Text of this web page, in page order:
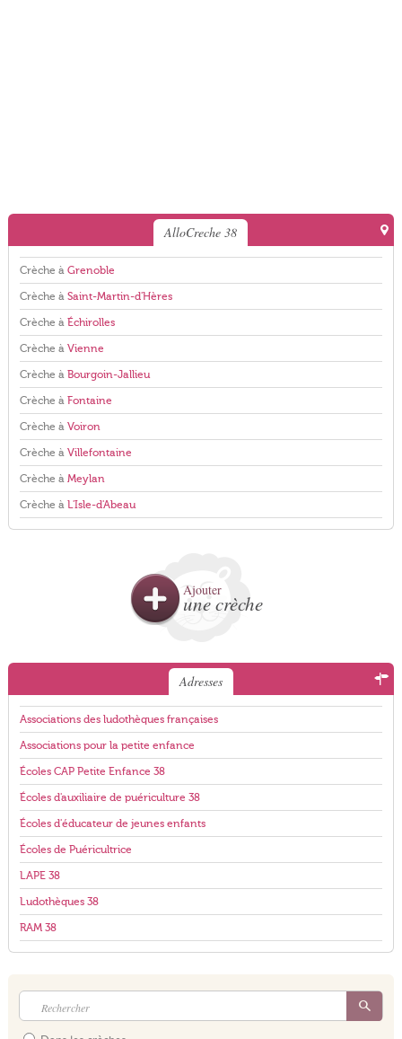
AlloCreche 38
Crèche à Grenoble
Crèche à Saint-Martin-d'Hères
Crèche à Échirolles
Crèche à Vienne
Crèche à Bourgoin-Jallieu
Crèche à Fontaine
Crèche à Voiron
Crèche à Villefontaine
Crèche à Meylan
Crèche à L'Isle-d'Abeau
Ajouter
une crèche
Adresses
Associations des ludothèques françaises
Associations pour la petite enfance
Écoles CAP Petite Enfance 38
Écoles d'auxiliaire de puériculture 38
Écoles d'éducateur de jeunes enfants
Écoles de Puéricultrice
LAPE 38
Ludothèques 38
RAM 38